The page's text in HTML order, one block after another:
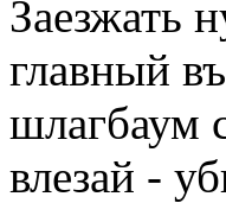
Заезжать
главный
шлагбаум
влезай -